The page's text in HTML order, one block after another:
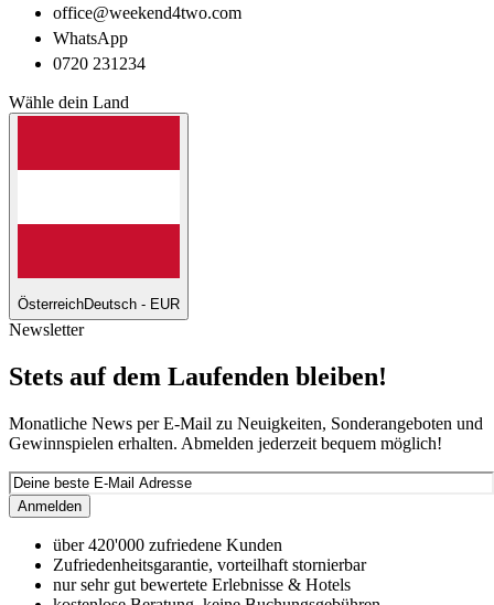
office@weekend4two.com
WhatsApp
0720 231234
Wähle dein Land
ÖsterreichDeutsch - EUR
Newsletter
Stets auf dem Laufenden bleiben!
Monatliche News per E-Mail zu Neuigkeiten, Sonderangeboten und
Gewinnspielen erhalten. Abmelden jederzeit bequem möglich!
Anmelden
über 420'000 zufriedene Kunden
Zufriedenheitsgarantie, vorteilhaft stornierbar
nur sehr gut bewertete Erlebnisse & Hotels